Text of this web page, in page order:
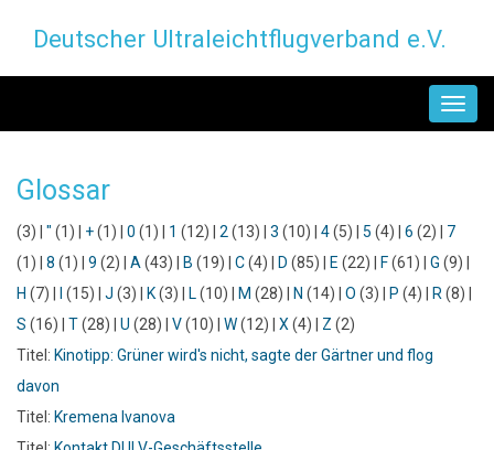
Inhalt
Deutscher Ultraleichtflugverband e.V.
Glossar
(3) " (1) +(1) 0 (1) 1 (12) 2 (13) 3 (10) 4(5) 5 (4) 6 (2)
7
(1)
8 (1) 9 (2) A (43) B (19) C(4) D (85) E (22) F(61) G (9)
H (7) (15) J (3) K(3) L (10) M (28) N (14) O (3) P (4) R (8)
S (16) T(28) U (28) V(10) W(12) X (4) Z (2)
Titel: Kinotipp: Grüner wird's nicht, sagte der Gärtner und flog
davon
Titel: Kremena Ivanova